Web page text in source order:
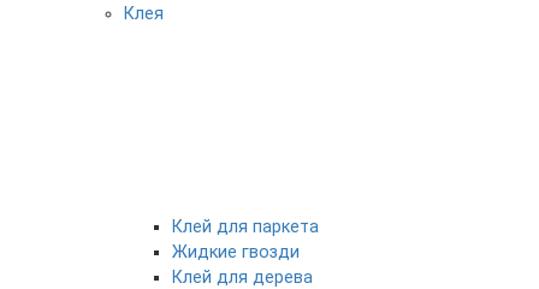
Клея
Клей для паркета
Жидкие гвозди
Клей для дерева